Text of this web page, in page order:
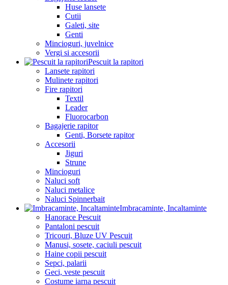
Huse lansete
Cutii
Galeti, site
Genti
Mincioguri, juvelnice
Vergi si accesorii
Pescuit la rapitori
Lansete rapitori
Mulinete rapitori
Fire rapitori
Textil
Leader
Fluorocarbon
Bagajerie rapitor
Genti, Borsete rapitor
Accesorii
Jiguri
Strune
Mincioguri
Naluci soft
Naluci metalice
Naluci Spinnerbait
Imbracaminte, Incaltaminte
Hanorace Pescuit
Pantaloni pescuit
Tricouri, Bluze UV Pescuit
Manusi, sosete, caciuli pescuit
Haine copii pescuit
Sepci, palarii
Geci, veste pescuit
Costume iarna pescuit